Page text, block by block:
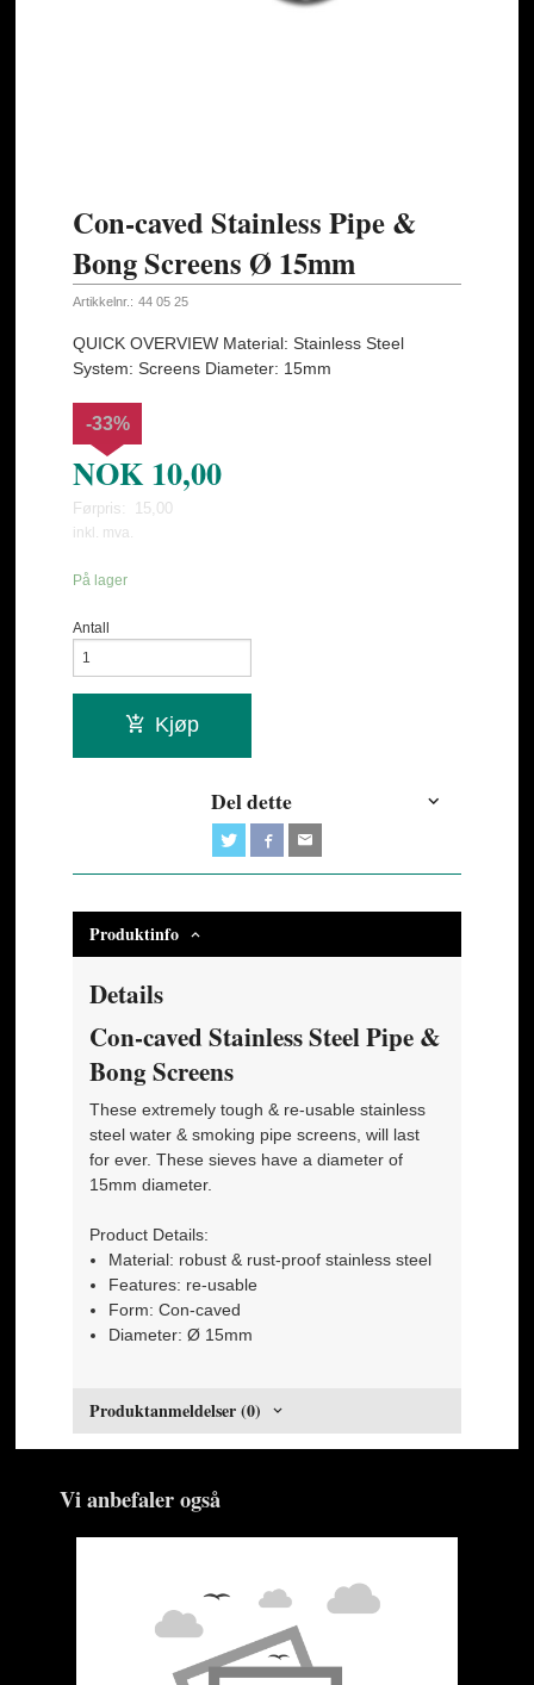
Con-caved Stainless Pipe &
Bong Screens Ø 15mm
Artikkelnr.: 44 05 25
QUICK OVERVIEW Material: Stainless Steel
System: Screens Diameter: 15mm
NOK 10,00
Førpris: 15,00
Rabatt
-33%
inkl. mva.
På lager
Antall
Kjøp
Del dette
Produktinfo
Details
Con-caved Stainless Steel Pipe &
Bong Screens
These extremely tough & re-usable stainless
steel water & smoking pipe screens, will last
for ever. These sieves have a diameter of
15mm diameter.
Product Details:
Material: robust & rust-proof stainless steel
Features: re-usable
Form: Con-caved
Diameter: Ø 15mm
Produktanmeldelser (0)
Vi anbefaler også